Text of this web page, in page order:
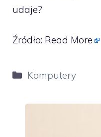
udaje?
Źródło: Read More
Kategorie
Komputery